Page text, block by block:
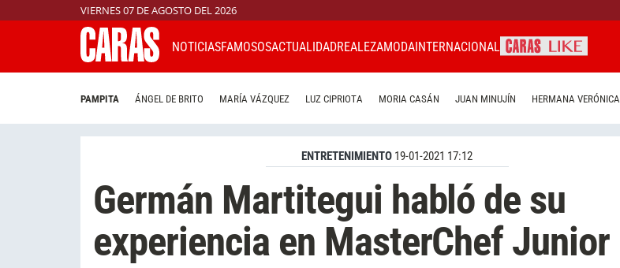
VIERNES 07 DE AGOSTO DEL 2026
NOTICIASFAMOSOSACTUALIDADREALEZAMODAINTERNACIONAL
PAMPITA ÁNGEL DE BRITO MARÍA VÁZQUEZ LUZ CIPRIOTA MORIA CASÁN JUAN MINUJÍN HERMANA VERÓNICA
ENTRETENIMIENTO 19-01-2021 17:12
Germán Martitegui habló de su
experiencia en MasterChef Junior